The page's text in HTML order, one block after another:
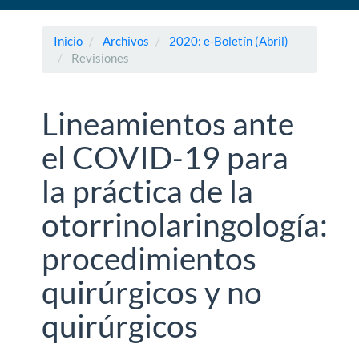
Inicio Archivos
2020: e-Boletín (Abril)
Revisiones
Lineamientos ante
el COVID-19 para
la práctica de la
otorrinolaringología:
procedimientos
quirúrgicos y no
quirúrgicos